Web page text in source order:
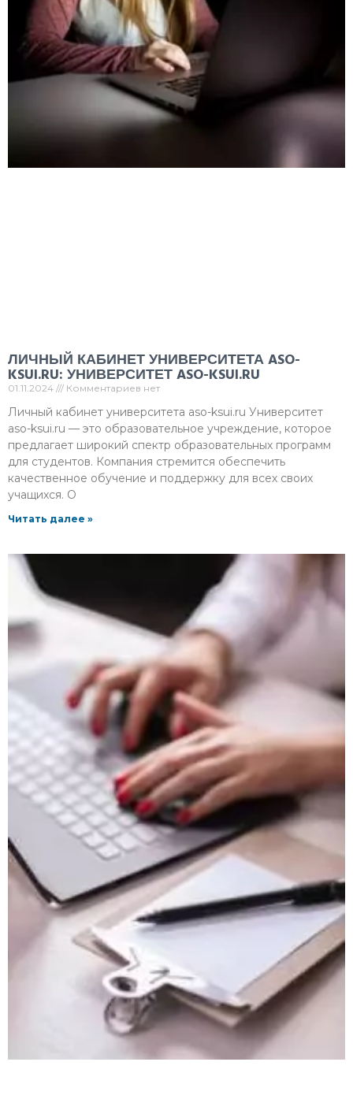
ЛИЧНЫЙ КАБИНЕТ УНИВЕРСИТЕТА ASO-
KSUI.RU: УНИВЕРСИТЕТ ASO-KSUI.RU
01.11.2024 Комментариев нет
Личный кабинет университета aso-ksui.ru Университет
aso-ksui.ru — это образовательное учреждение, которое
предлагает широкий спектр образовательных программ
для студентов. Компания стремится обеспечить
качественное обучение и поддержку для всех своих
учащихся. О
Читать далее »